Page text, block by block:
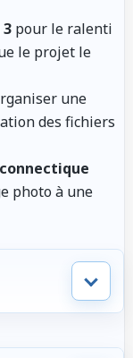
pour le ralenti
le projet le
une
des fichiers
photo à une